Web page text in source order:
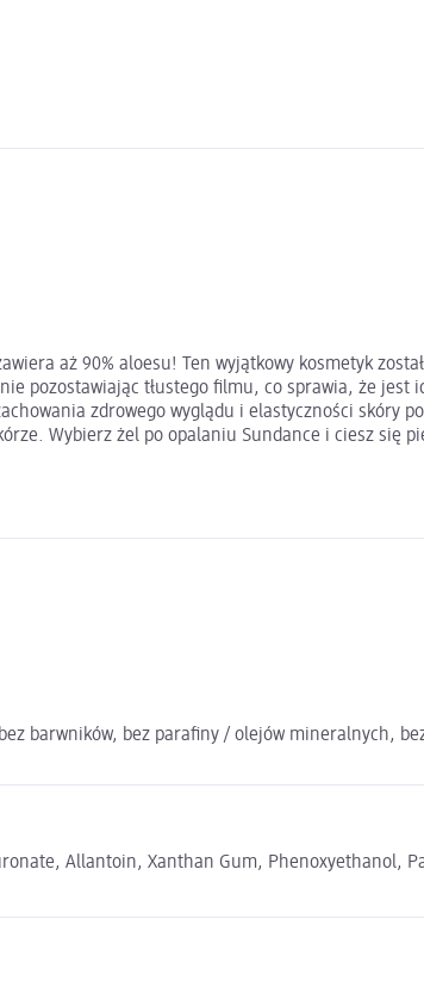
aż 90% aloesu! Ten wyjątkowy kosmetyk
pozostawiając tłustego filmu, co sprawia, że
zdrowego wyglądu i elastyczności skóry
Wybierz żel po opalaniu Sundance i ciesz się
barwników, bez parafiny / olejów mineralnych,
Allantoin, Xanthan Gum, Phenoxyethanol,